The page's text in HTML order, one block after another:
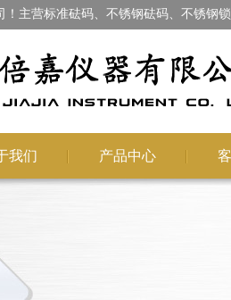
！主营标准砝码、不锈钢砝码、不锈钢
我们 产品中心